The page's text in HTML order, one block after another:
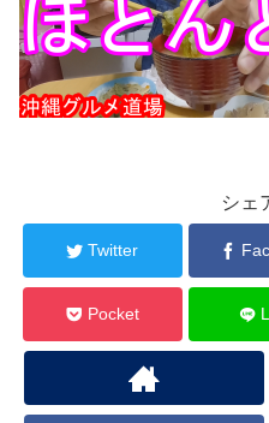
シェ
Twitter
Pocket